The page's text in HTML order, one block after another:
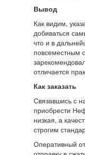
Вывод
Как видим,
добиваться
что и в
повсеместным
отличается
Как заказать
Связавшись с
приобрести
низкая, а
строгим
Оперативный